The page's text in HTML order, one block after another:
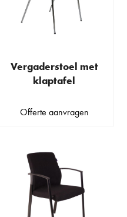
Vergaderstoel met
klaptafel
Offerte aanvragen